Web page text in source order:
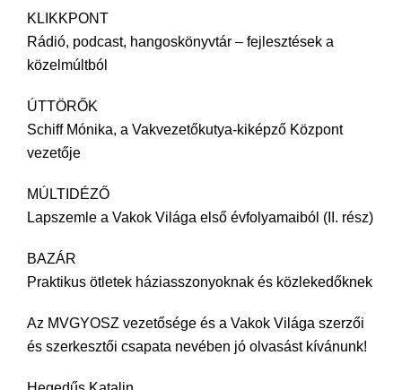
KLIKKPONT
Rádió, podcast, hangoskönyvtár – fejlesztések a
közelmúltból
ÚTTÖRŐK
Schiff Mónika, a Vakvezetőkutya-kiképző Központ
vezetője
MÚLTIDÉZŐ
Lapszemle a Vakok Világa első évfolyamaiból (II. rész)
BAZÁR
Praktikus ötletek háziasszonyoknak és közlekedőknek
Az MVGYOSZ vezetősége és a Vakok Világa szerzői
és szerkesztői csapata nevében jó olvasást kívánunk!